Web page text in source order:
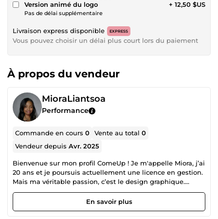
Version animé du logo
Pas de délai supplémentaire
+ 12,50 $US
Livraison express disponible EXPRESS
Vous pouvez choisir un délai plus court lors du paiement
À propos du vendeur
MioraLiantsoa
Performance
Commande en cours0 Vente au total0
Vendeur depuisAvr. 2025
Bienvenue sur mon profil ComeUp ! Je m'appelle Miora, j’ai
20 ans et je poursuis actuellement une licence en gestion.
Mais ma véritable passion, c’est le design graphique.
Chaque jour, je développe ma créativité et mes
compétences pour transformer des idées en visuels
impactants et soignés. Même si je débute dans le
En savoir plus